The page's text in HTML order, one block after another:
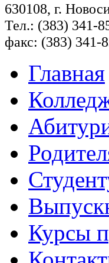
630108, г.
Тел.: (383) 341-
факс: (383) 341-
Главная
Курсы